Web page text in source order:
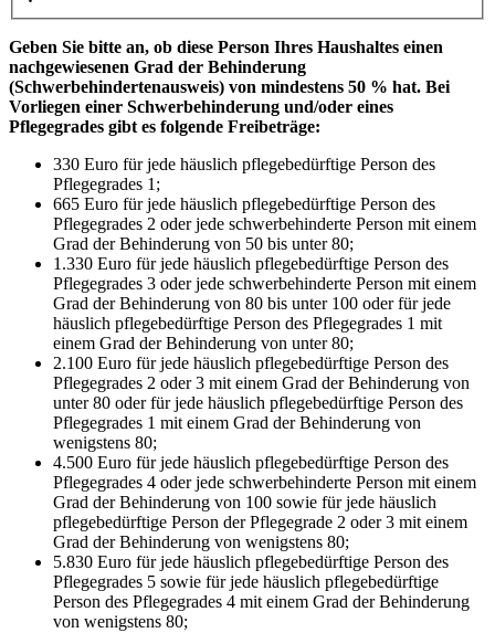
Geben Sie bitte an, ob diese Person Ihres Haushaltes einen
nachgewiesenen Grad der Behinderung
(Schwerbehindertenausweis) von mindestens 50 % hat. Bei
Vorliegen einer Schwerbehinderung und/oder eines
Pflegegrades gibt es folgende Freibeträge:
330 Euro für jede häuslich pflegebedürftige Person des
Pflegegrades 1;
665 Euro für jede häuslich pflegebedürftige Person des
Pflegegrades 2 oder jede schwerbehinderte Person mit einem
Grad der Behinderung von 50 bis unter 80;
1.330 Euro für jede häuslich pflegebedürftige Person des
Pflegegrades 3 oder jede schwerbehinderte Person mit einem
Grad der Behinderung von 80 bis unter 100 oder für jede
häuslich pflegebedürftige Person des Pflegegrades 1 mit
einem Grad der Behinderung von unter 80;
2.100 Euro für jede häuslich pflegebedürftige Person des
Pflegegrades 2 oder 3 mit einem Grad der Behinderung von
unter 80 oder für jede häuslich pflegebedürftige Person des
Pflegegrades 1 mit einem Grad der Behinderung von
wenigstens 80;
4.500 Euro für jede häuslich pflegebedürftige Person des
Pflegegrades 4 oder jede schwerbehinderte Person mit einem
Grad der Behinderung von 100 sowie für jede häuslich
pflegebedürftige Person der Pflegegrade 2 oder 3 mit einem
Grad der Behinderung von wenigstens 80;
5.830 Euro für jede häuslich pflegebedürftige Person des
Pflegegrades 5 sowie für jede häuslich pflegebedürftige
Person des Pflegegrades 4 mit einem Grad der Behinderung
von wenigstens 80;